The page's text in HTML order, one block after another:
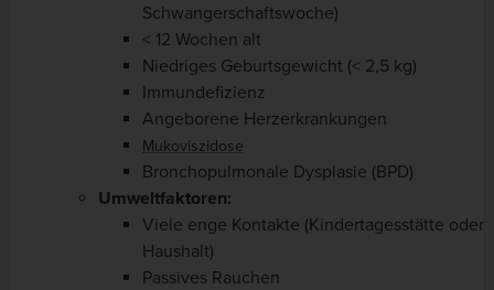
Schwangerschaftswoche)
< 12 Wochen alt
Niedriges Geburtsgewicht (< 2,5 kg)
Immundefizienz
Angeborene Herzerkrankungen
Mukoviszidose
Bronchopulmonale Dysplasie (BPD)
Umweltfaktoren:
Viele enge Kontakte (Kindertagesstätte oder
Haushalt)
Passives Rauchen